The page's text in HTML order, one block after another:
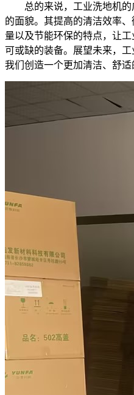
总的来说，工业洗地机的
的面貌。其提高的清洁效率
量以及节能环保的特点，让
可或缺的装备。展望未来，
我们创造一个更加清洁、舒适